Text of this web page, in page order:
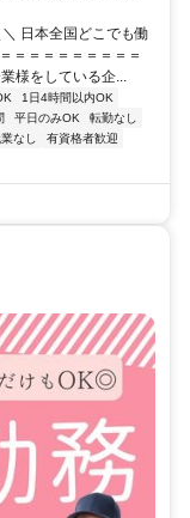
日本全国どこでも働
＝＝＝＝＝＝＝＝
様をしている企...
1日4時間以内OK
平日のみOK
転勤なし
なし
有資格者歓迎